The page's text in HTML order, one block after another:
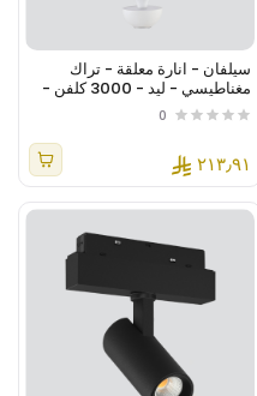
سيلفان - انارة معلقة - تراك
مغناطيسي - ليد - 3000 كلفن -
ابيض
0
٢١٣٫٩١